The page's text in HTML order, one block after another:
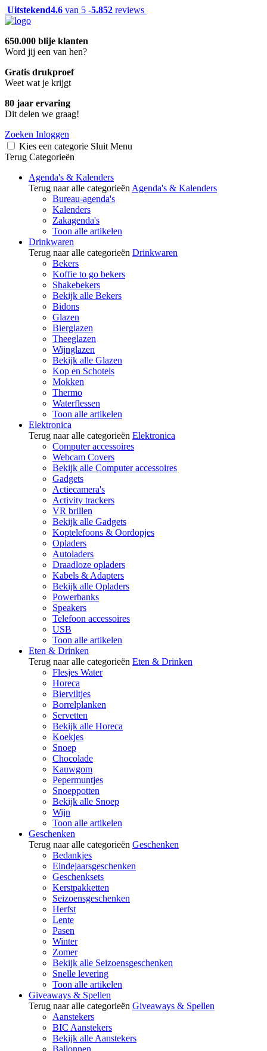
Uitstekend4.6 van 5 -5.852 reviews
650.000 blije klanten
Word jij een van hen?
Gratis drukproef
Weet wat je krijgt
80 jaar ervaring
Dit delen we graag!
Zoeken Inloggen
Kies een categorie Sluit Menu
Terug Categorieën
Agenda's & Kalenders
Terug naar alle categorieën Agenda's & Kalenders
Bureau-agenda's
Kalenders
Zakagenda's
Toon alle artikelen
Drinkwaren
Terug naar alle categorieën Drinkwaren
Bekers
Koffie to go bekers
Shakebekers
Bekijk alle Bekers
Bidons
Glazen
Bierglazen
Theeglazen
Wijnglazen
Bekijk alle Glazen
Kop en Schotels
Mokken
Thermo
Waterflessen
Toon alle artikelen
Elektronica
Terug naar alle categorieën Elektronica
Computer accessoires
Webcam Covers
Bekijk alle Computer accessoires
Gadgets
Actiecamera's
Activity trackers
VR brillen
Bekijk alle Gadgets
Koptelefoons & Oordopjes
Opladers
Autoladers
Draadloze opladers
Kabels & Adapters
Bekijk alle Opladers
Powerbanks
Speakers
Telefoon accessoires
USB
Toon alle artikelen
Eten & Drinken
Terug naar alle categorieën Eten & Drinken
Flesjes Water
Horeca
Bierviltjes
Borrelplanken
Servetten
Bekijk alle Horeca
Koekjes
Snoep
Chocolade
Kauwgom
Pepermuntjes
Snoeppotten
Bekijk alle Snoep
Wijn
Toon alle artikelen
Geschenken
Terug naar alle categorieën Geschenken
Bedankjes
Eindejaarsgeschenken
Geschenksets
Kerstpakketten
Seizoensgeschenken
Herfst
Lente
Pasen
Winter
Zomer
Bekijk alle Seizoensgeschenken
Snelle levering
Toon alle artikelen
Giveaways & Spellen
Terug naar alle categorieën Giveaways & Spellen
Aanstekers
BIC Aanstekers
Bekijk alle Aanstekers
Ballonnen